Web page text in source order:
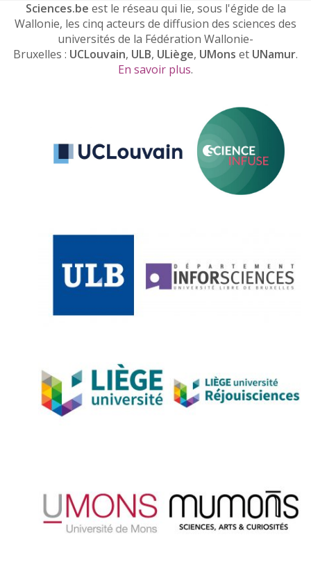
Sciences.be est le réseau qui lie, sous l'égide de la
Wallonie, les cinq acteurs de diffusion des sciences des
universités de la Fédération Wallonie-
Bruxelles : UCLouvain, ULB, ULiège, UMons et UNamur.
En savoir plus.